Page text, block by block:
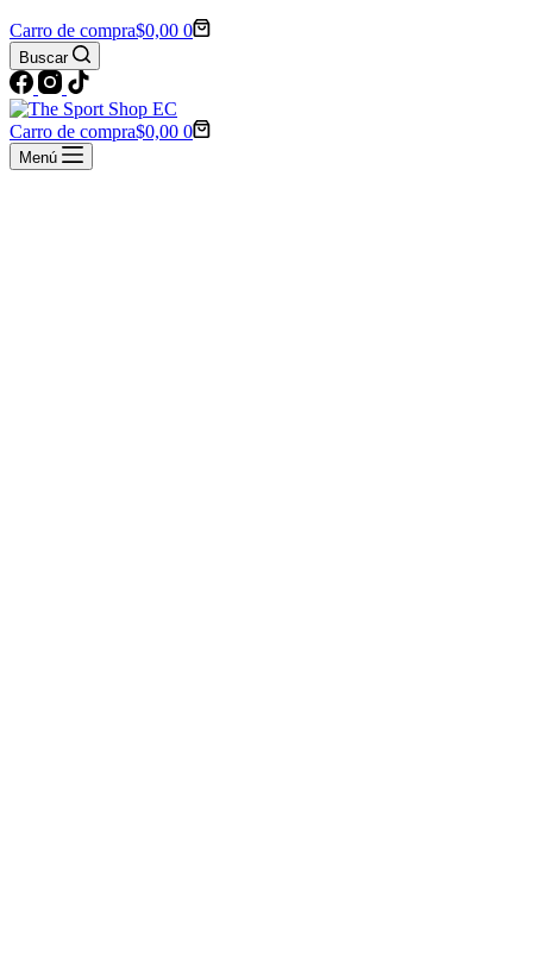
Carro de compra$0,00 0
Buscar
Carro de compra$0,00 0
Menú